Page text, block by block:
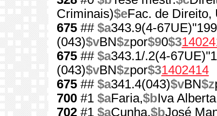
Criminais)$eFac. de Direito,
675 ## $a343.9(4-
(043)$vBN$zpor$90$3
675 ## $a343.1/.2(4-
(043)$vBN$zpor$31402414
675 ## $a341.4(043)$vBN$z
700 #1 $aFaria,$bIva
702 #1 $aCunha,$bJosé